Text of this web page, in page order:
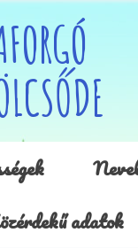
adatok